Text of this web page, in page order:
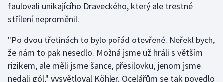
faulovali unikajícího Draveckého, který ale trestné
střílení neproměnil.
"Po dvou třetinách to bylo pořád otevřené. Neřekl bych,
že nám to pak nesedlo. Možná jsme už hráli s větším
rizikem, ale měli jsme šance, přesilovku, jenom jsme
nedali gól," vysvětloval Köhler. Ocelářům se tak povedlo